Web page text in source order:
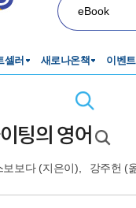
eBook
셀러 새로나온책 이벤트
팅의 영어
보보다(지은이), 강주헌 (